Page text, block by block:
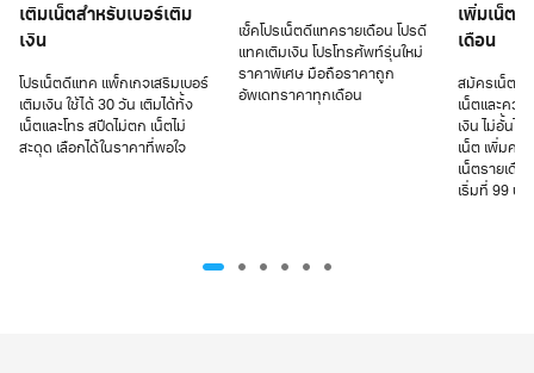
เติมเน็ตสำหรับเบอร์เติม
เงิน
โปรเน็ตดีแทค แพ็กเกจเสริมเบอร์
เติมเงิน ใช้ได้ 30 วัน เติมได้ทั้ง
เน็ตและโทร สปีดไม่ตก เน็ตไม่
สะดุด เลือกได้ในราคาที่พอใจ
เช็คโปรเน็ตดีแทครายเดือน โปรดี
แทคเติมเงิน โปรโทรศัพท์รุ่นใหม่
ราคาพิเศษ มือถือราคาถูก
อัพเดทราคาทุกเดือน
เพิ่มเน็ต
เดือน
สมัครเน็ตดีแ
เน็ตและควา
เงิน ไม่อั้นไ
เน็ต เพิ่มคว
เน็ตรายเดื
เริ่มที่ 99 บา